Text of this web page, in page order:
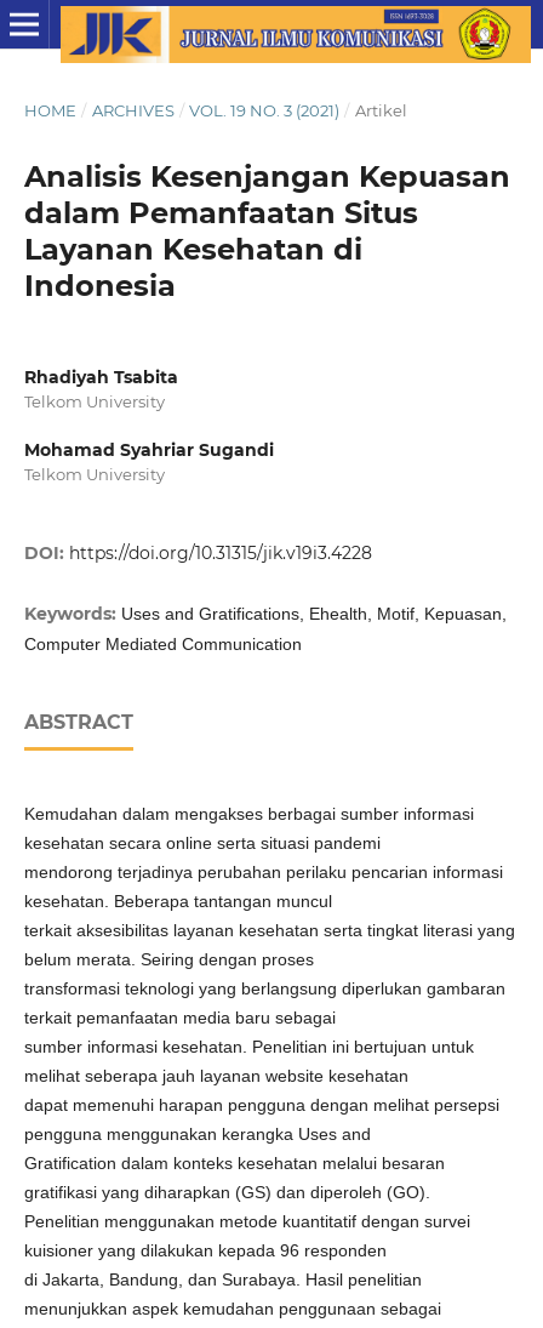
HOME / ARCHIVES / VOL. 19 NO. 3 (2021) / Artikel
Analisis Kesenjangan Kepuasan
dalam Pemanfaatan Situs
Layanan Kesehatan di
Indonesia
Rhadiyah Tsabita
Telkom University
Mohamad Syahriar Sugandi
Telkom University
DOI: https://doi.org/10.31315/jik.v19i3.4228
Keywords: Uses and Gratifications, Ehealth, Motif, Kepuasan,
Computer Mediated Communication
ABSTRACT
Kemudahan dalam mengakses berbagai sumber informasi
kesehatan secara online serta situasi pandemi
mendorong terjadinya perubahan perilaku pencarian informasi
kesehatan. Beberapa tantangan muncul
terkait aksesibilitas layanan kesehatan serta tingkat literasi yang
belum merata. Seiring dengan proses
transformasi teknologi yang berlangsung diperlukan gambaran
terkait pemanfaatan media baru sebagai
sumber informasi kesehatan. Penelitian ini bertujuan untuk
melihat seberapa jauh layanan website kesehatan
dapat memenuhi harapan pengguna dengan melihat persepsi
pengguna menggunakan kerangka Uses and
Gratification dalam konteks kesehatan melalui besaran
gratifikasi yang diharapkan (GS) dan diperoleh (GO).
Penelitian menggunakan metode kuantitatif dengan survei
kuisioner yang dilakukan kepada 96 responden
di Jakarta, Bandung, dan Surabaya. Hasil penelitian
menunjukkan aspek kemudahan penggunaan sebagai